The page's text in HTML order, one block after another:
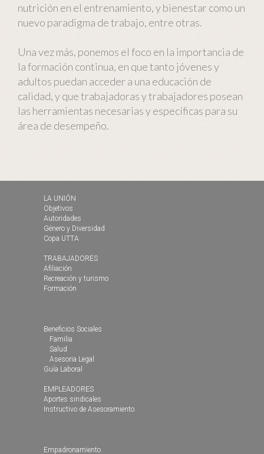
nutrición en el entrenamiento, y bienestar como un
nuevo paradigma de trabajo, entre otras.
Una vez más, ponemos el foco en la importancia de
la formación continua, en que tanto jóvenes y
adultos puedan acceder a una educación de
calidad, y que trabajadoras y trabajadores posean
las herramientas necesarias y específicas para su
área de desempeño.
LA UNIÓN
Objetivos
Autoridades
Género y Diversidad
Copa UTTA
TRABAJADORES
Afiliación
Recreación y turismo
Formación
Beneficios Sociales
Familia
Salud
Asesoria Legal
Guía Laboral
EMPLEADORES
Aportes sindicales
Instructivo de Asesoramiento
Empadronamiento